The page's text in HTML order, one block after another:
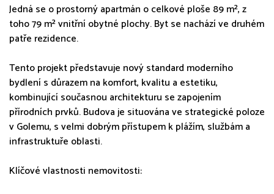
Jedná se o prostorný apartmán o celkové ploše 89 m², z
toho 79 m² vnitřní obytné plochy. Byt se nachází ve druhém
patře rezidence.
Tento projekt představuje nový standard moderního
bydlení s důrazem na komfort, kvalitu a estetiku,
kombinující současnou architekturu se zapojením
přírodních prvků. Budova je situována ve strategické poloze
v Golemu, s velmi dobrým přístupem k plážím, službám a
infrastruktuře oblasti.
Klíčové vlastnosti nemovitosti: